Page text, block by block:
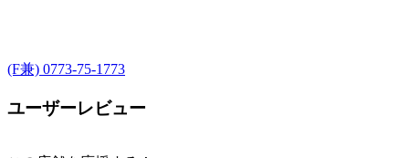
(F兼) 0773-75-1773
ユーザーレビュー